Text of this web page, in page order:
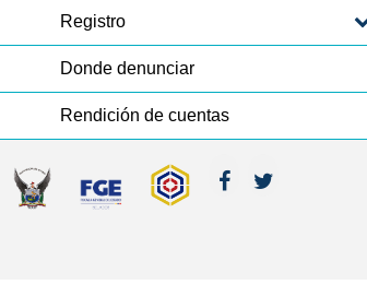
Registro
Donde denunciar
Rendición de cuentas